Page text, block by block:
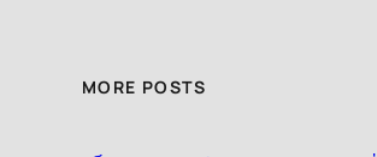
MORE POSTS